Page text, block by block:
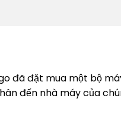
đã đặt mua một bộ
đến nhà máy của